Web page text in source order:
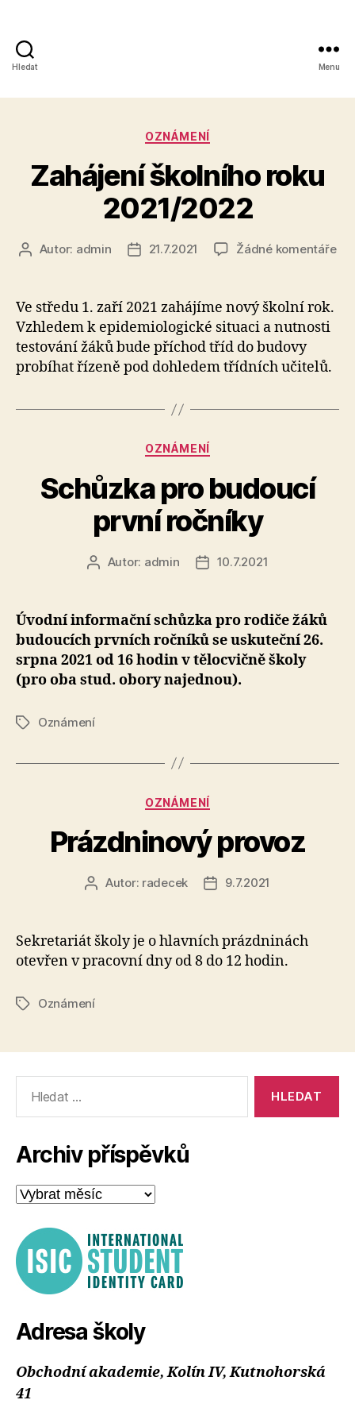
Hledat
akademie,
Kolín
IV,
Kutnohorská
41
Menu
Rubriky
OZNÁMENÍ
Zahájení školního roku
2021/2022
AutorAutor: admin
Datum
21.7.2021 Žádné komentářeu
Ve středu 1. zaří 2021 zahájíme nový školní rok.
Vzhledem k epidemiologické situaci a nutnosti
testování žáků bude příchod tříd do budovy
probíhat řízeně pod dohledem třídních učitelů.
Rubriky
OZNÁMENÍ
Schůzka pro budoucí
první ročníky
AutorAutor: admin
Datum
10.7.2021
Úvodní informační schůzka pro rodiče žáků
budoucích prvních ročníků se uskuteční 26.
srpna 2021 od 16 hodin v tělocvičně školy
(pro oba stud. obory najednou).
ŠtítkyOznámení
Rubriky
OZNÁMENÍ
Prázdninový provoz
AutorAutor: radecek
Datum
9.7.2021
Sekretariát školy je o hlavních prázdninách
otevřen v pracovní dny od 8 do 12 hodin.
ŠtítkyOznámení
vyhledávání:
Archiv příspěvků
Archiv
příspěvků
Adresa školy
Obchodní akademie, Kolín IV, Kutnohorská
41